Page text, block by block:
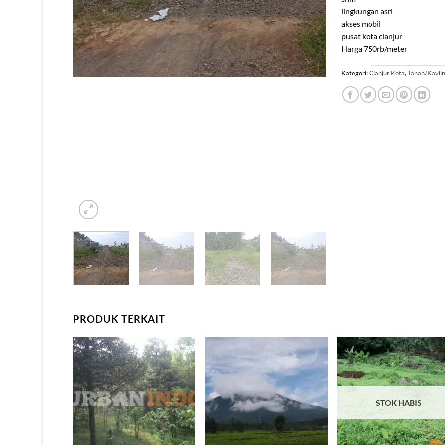
lingkungan asri
akses mobil
pusat kota cianjur
Harga 750rb/meter
Kategori:Cianjur Kota, Tanah/
PRODUK TERKAIT
STOK HABIS